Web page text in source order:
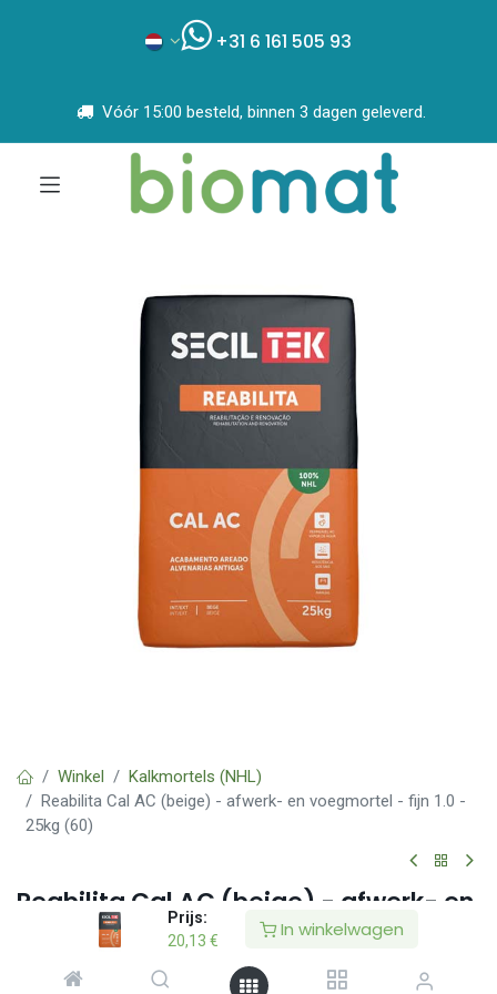
Prijs:
20,13 € In winkelwagen
+31 6 161 505 93
Vóór 15:00 besteld, binnen 3 dagen geleverd.
Winkel
Kalkmortels (NHL)
Reabilita Cal AC (beige) - afwerk- en voegmortel - fijn 1.0 -
25kg (60)
Reabilita Cal AC (beige) - afwerk- en
voegmortel - fijn 1.0 - 25kg (60)
(0 beoordeling)